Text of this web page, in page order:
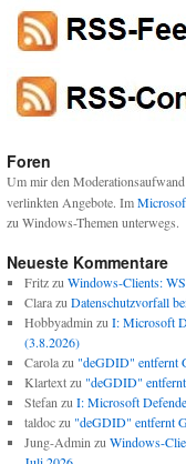
Foren
Um mir den
verlinkten Angebote. Im
zu Windows-Themen unterwegs.
Neueste Kommentare
Fritzzu Windows-Clients:
Clarazu Datenschutzvorfall
Hobbyadmin zu I: Microsoft
(3.8.2026)
Carolazu "deGDID" entfernt
Klartextzu "deGDID"
Stefan zu I: Microsoft
taldoczu "deGDID" entfernt
Jung-Admin zu Windows-